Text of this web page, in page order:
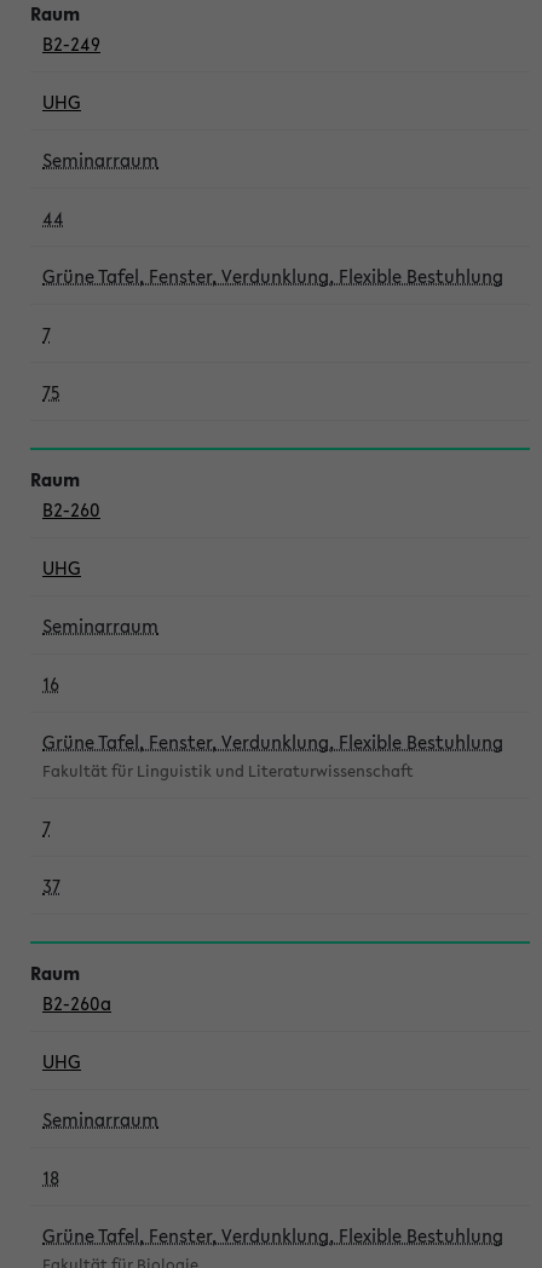
B2-249
UHG
Seminarraum
44
Grüne Tafel, Fenster, Verdunklung, Flexible Bestuhlung
7
75
B2-260
UHG
Seminarraum
16
Grüne Tafel, Fenster, Verdunklung, Flexible Bestuhlung
Fakultät für Linguistik und Literaturwissenschaft
7
37
B2-260a
UHG
Seminarraum
18
Grüne Tafel, Fenster, Verdunklung, Flexible Bestuhlung